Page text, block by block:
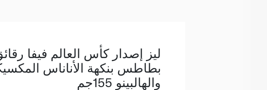
ليز إصدار كأس العالم فيفا
بطاطس بنكهة الأناناس
والهالبينو 155جم